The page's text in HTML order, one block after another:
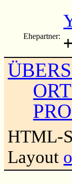
Ehepartner: +
HTML-
Layout